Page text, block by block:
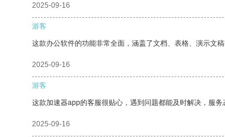
2025-09-16
游客
这款办公软件的功能非常全面，涵盖了文档、表格、演示文
2025-09-16
游客
这款加速器app的客服很贴心，遇到问题都能及时解决，服务
2025-09-16